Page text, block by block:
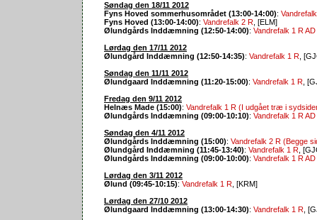
Søndag den 18/11 2012
Fyns Hoved sommerhusområdet (13:00-14:00):
Fyns Hoved (13:00-14:00): Vandrefalk 2 R , [ELM]
Ølundgårds Inddæmning (12:50-14:00): Vandrefalk 1 R
Lørdag den 17/11 2012
Ølundgård Inddæmning (12:50-14:35): Vandrefalk 1 R ,
Søndag den 11/11 2012
Ølundgaard Inddæmning (11:20-15:00): Vandrefalk 1 R ,
Fredag den 9/11 2012
Helnæs Made (15:00): Vandrefalk 1 R (I udgået træ i
Ølundgårds Inddæmning (09:00-10:10): Vandrefalk 1 R
Søndag den 4/11 2012
Ølundgårds Inddæmning (15:00): Vandrefalk 2 R (Begge
Ølundgård Inddæmning (11:45-13:40): Vandrefalk 1 R ,
Ølundgårds Inddæmning (09:00-10:00): Vandrefalk 1 R
Lørdag den 3/11 2012
Ølund (09:45-10:15): Vandrefalk 1 R , [KRM]
Lørdag den 27/10 2012
Ølundgaard Inddæmning (13:00-14:30): Vandrefalk 1 R ,